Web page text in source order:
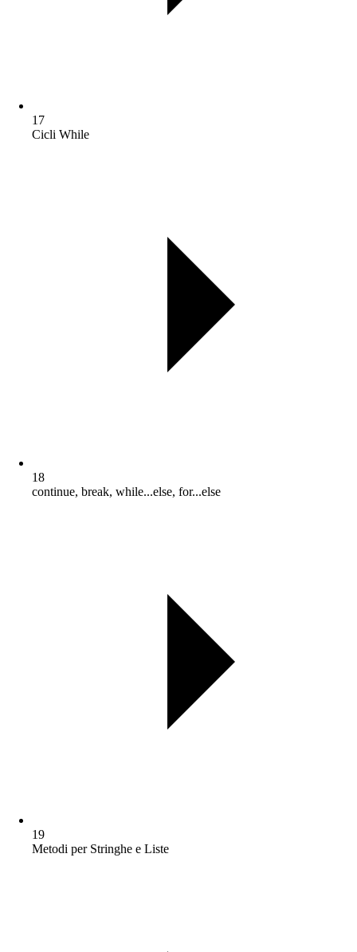
17
Cicli While
18
continue, break, while...else, for...else
19
Metodi per Stringhe e Liste